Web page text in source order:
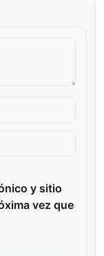
y sitio
vez que